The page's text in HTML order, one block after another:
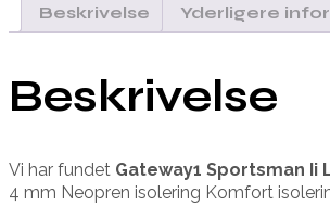
Beskrivelse Yderligere
Beskrivelse
Vi har fundet Gateway1 Sportsman Ii
4 mm Neopren isolering Komfort